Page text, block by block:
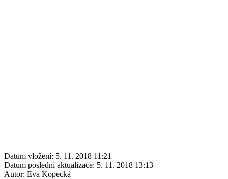
Datum vložení: 5. 11. 2018 11:21
Datum poslední aktualizace: 5. 11. 2018 13:13
Autor: Eva Kopecká